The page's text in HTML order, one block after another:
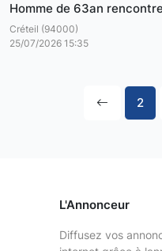
Homme de 63an
Créteil (94000)
25/07/2026 15:35
2
L'Annonceur
Diffusez vos